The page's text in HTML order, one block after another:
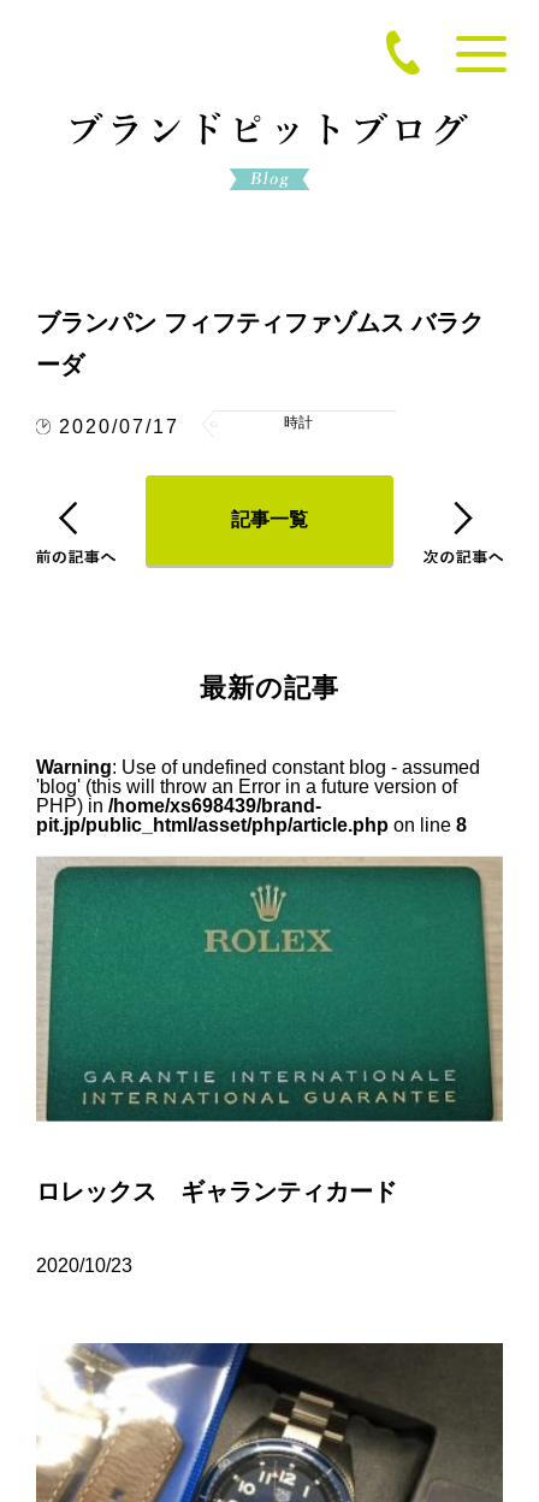
ブランパン フィフティファゾムス バラク
ーダ
2020/07/17 時計
記事一覧
最新の記事
Warning: Use of undefined constant blog - assumed
'blog' (this will throw an Error in a future version of
PHP) in /home/xs698439/brand-
pit.jp/public_html/asset/php/article.phpon line 8
ロレックス ギャランティカード
2020/10/23